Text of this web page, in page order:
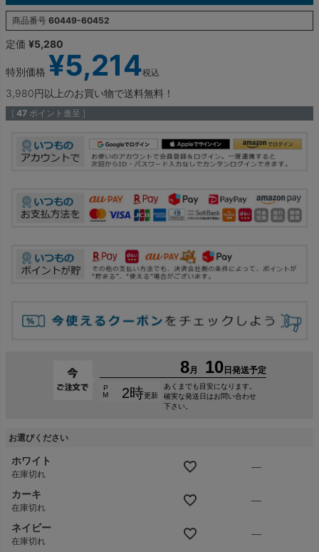
商品番号 60449-60452
定価 ¥5,280
特別価格 ¥5,214税込
3,980円以上のお買い物で送料無料！
[ 47 ポイント進呈 ]
お選びください
ホワイト
在庫切れ
—
カーキ
在庫切れ
—
ネイビー
在庫切れ
—